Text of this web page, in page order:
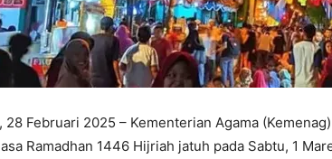
28 Februari 2025 – Kementerian Agama
Ramadhan 1446 Hijriah jatuh pada Sabtu, 1